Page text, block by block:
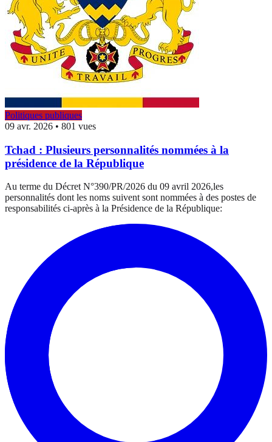
Politiques publiques
09 avr. 2026 • 801 vues
Tchad : Plusieurs personnalités nommées à la
présidence de la République
Au terme du Décret N°390/PR/2026 du 09 avril 2026,les
personnalités dont les noms suivent sont nommées à des postes de
responsabilités ci-après à la Présidence de la République: